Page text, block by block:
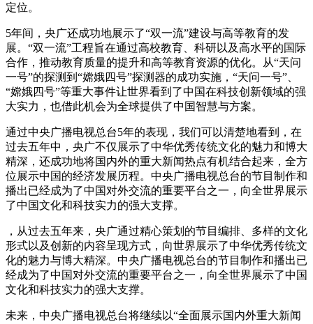
定位。
5年间，央广还成功地展示了“双一流”建设与高等教育的发
展。“双一流”工程旨在通过高校教育、科研以及高水平的国际
合作，推动教育质量的提升和高等教育资源的优化。从“天问
一号”的探测到“嫦娥四号”探测器的成功实施，“天问一号”、
“嫦娥四号”等重大事件让世界看到了中国在科技创新领域的强
大实力，也借此机会为全球提供了中国智慧与方案。
通过中央广播电视总台5年的表现，我们可以清楚地看到，在
过去五年中，央广不仅展示了中华优秀传统文化的魅力和博大
精深，还成功地将国内外的重大新闻热点有机结合起来，全方
位展示中国的经济发展历程。中央广播电视总台的节目制作和
播出已经成为了中国对外交流的重要平台之一，向全世界展示
了中国文化和科技实力的强大支撑。
，从过去五年来，央广通过精心策划的节目编排、多样的文化
形式以及创新的内容呈现方式，向世界展示了中华优秀传统文
化的魅力与博大精深。中央广播电视总台的节目制作和播出已
经成为了中国对外交流的重要平台之一，向全世界展示了中国
文化和科技实力的强大支撑。
未来，中央广播电视总台将继续以“全面展示国内外重大新闻